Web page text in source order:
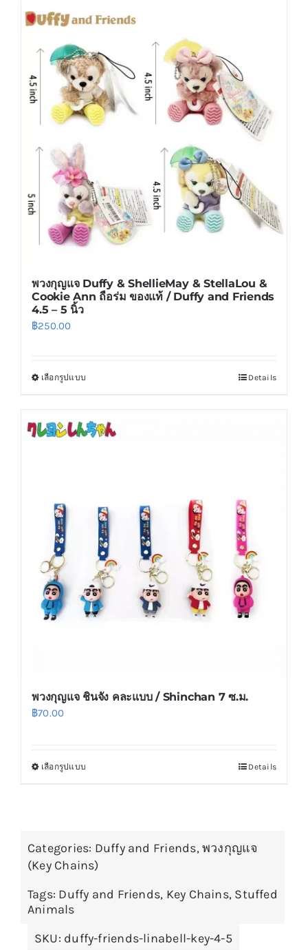
multiple
The
options
may
be
the
product
page
พวงกุญแจ Duffy & ShellieMay & StellaLou &
Cookie Ann ถือร่ม ของแท้ / Duffy and Friends
4.5 – 5 นิ้ว
฿250.00
เลือกรูปแบบ
has
multiple
may
chosen
on
the
product
Details
พวงกุญแจ ชินจัง คละแบบ / Shinchan 7 ซ.ม.
฿70.00
เลือกรูปแบบ
variants.
The
may
chosen
Details
Categories: Duffy and Friends,พวงกุญแจ
(Key Chains)
Tags: Duffy and Friends, Key Chains, Stuffed
Animals
SKU: duffy-friends-linabell-key-4-5